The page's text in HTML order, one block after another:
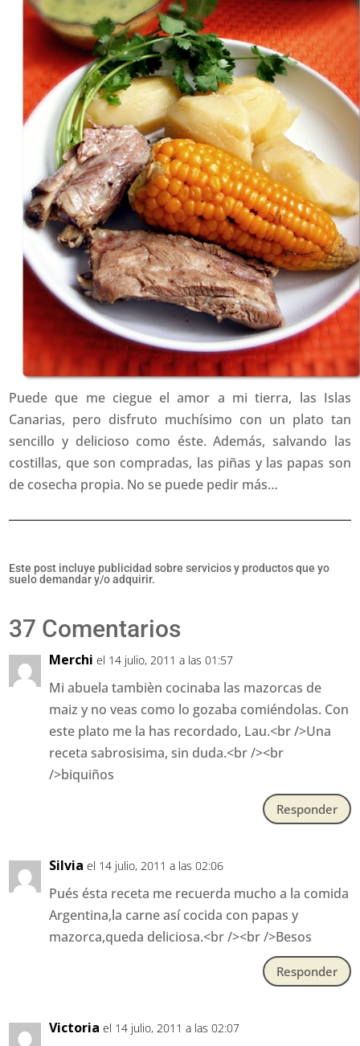
Puede que me ciegue el amor a mi tierra, las Islas
Canarias, pero disfruto muchísimo con un plato tan
sencillo y delicioso como éste. Además, salvando las
costillas, que son compradas, las piñas y las papas son
de cosecha propia. No se puede pedir más…
Este post incluye publicidad sobre servicios y productos que yo
suelo demandar y/o adquirir.
37 Comentarios
Merchi el 14 julio, 2011 a las 01:57
Mi abuela tambièn cocinaba las mazorcas de
maiz y no veas como lo gozaba comiéndolas. Con
este plato me la has recordado, Lau.<br />Una
receta sabrosisima, sin duda.<br /><br
/>biquiños
Responder
Silvia el 14 julio, 2011 a las 02:06
Pués ésta receta me recuerda mucho a la comida
Argentina,la carne así cocida con papas y
mazorca,queda deliciosa.<br /><br />Besos
Responder
Victoria el 14 julio, 2011 a las 02:07